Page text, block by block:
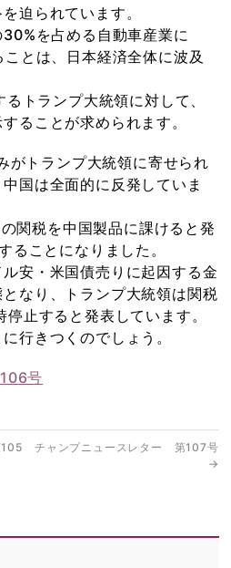
迫られています。
を占める自動車産業に
とは、日本経済全体に波及
トランプ大統領に対して、
ることが求められます。
がトランプ大統領に寄せられ
国は全面的に反発していま
関税を中国製品に課けると発
ることになりました。
安・米国債売りに起因する金
なり、トランプ大統領は関税
止すると発表しています。
行きつくのでしょう。
号
チャンプニュースレター 第107号
→